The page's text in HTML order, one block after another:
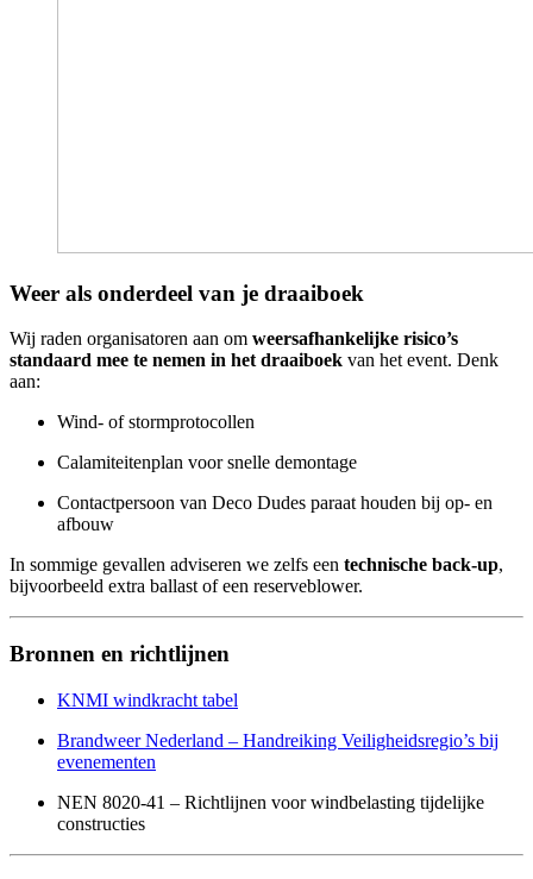
Weer als onderdeel van je draaiboek
Wij raden organisatoren aan om weersafhankelijke risico’s
standaard mee te nemen in het draaiboek van het event. Denk
aan:
Wind- of stormprotocollen
Calamiteitenplan voor snelle demontage
Contactpersoon van Deco Dudes paraat houden bij op- en
afbouw
In sommige gevallen adviseren we zelfs een technische back-up,
bijvoorbeeld extra ballast of een reserveblower.
Bronnen en richtlijnen
KNMI windkracht tabel
Brandweer Nederland – Handreiking Veiligheidsregio’s bij
evenementen
NEN 8020-41 – Richtlijnen voor windbelasting tijdelijke
constructies